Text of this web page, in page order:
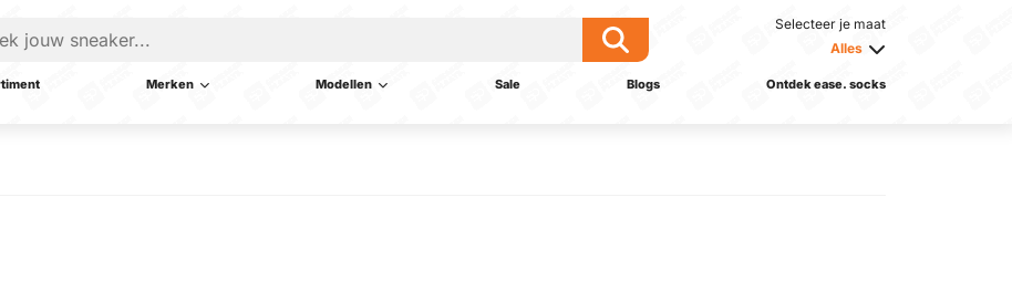
Selecteer je maat
Alles
Merken Modellen Sale Blogs Ontdek ease. socks